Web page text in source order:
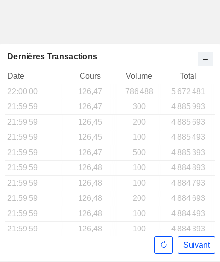
Dernières Transactions
Date Cours Volume
Total
22:00:00
126,47 786 488
5 672 481
21:59:59
126,47 300
4 885 993
21:59:59
126,45 200
4 885 693
21:59:59
126,45 100
4 885 493
21:59:59
126,47 500
4 885 393
21:59:59
126,48 100
4 884 893
21:59:59
126,48 100
4 884 793
21:59:59
126,48 200
4 884 693
21:59:59
126,48 100
4 884 493
21:59:59
126,48 100
4 884 393
Suivant